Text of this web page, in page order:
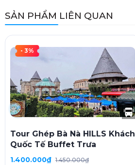
SẢN PHẨM LIÊN QUAN
- 3%
Tour Ghép Bà Nà HILLS Khách
Quốc Tế Buffet Trưa
1.400.000₫ 1.450.000₫